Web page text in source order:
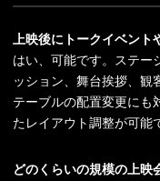
上映後にトークイベント
はい、可能です。ステー
ッション、舞台挨拶、観
テーブルの配置変更にも
たレイアウト調整が可能
どのくらいの規模の上映